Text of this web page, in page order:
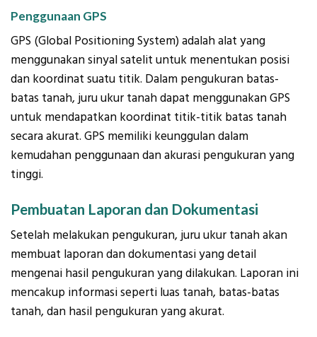
Penggunaan GPS
GPS (Global Positioning System) adalah alat yang
menggunakan sinyal satelit untuk menentukan posisi
dan koordinat suatu titik. Dalam pengukuran batas-
batas tanah, juru ukur tanah dapat menggunakan GPS
untuk mendapatkan koordinat titik-titik batas tanah
secara akurat. GPS memiliki keunggulan dalam
kemudahan penggunaan dan akurasi pengukuran yang
tinggi.
Pembuatan Laporan dan Dokumentasi
Setelah melakukan pengukuran, juru ukur tanah akan
membuat laporan dan dokumentasi yang detail
mengenai hasil pengukuran yang dilakukan. Laporan ini
mencakup informasi seperti luas tanah, batas-batas
tanah, dan hasil pengukuran yang akurat.